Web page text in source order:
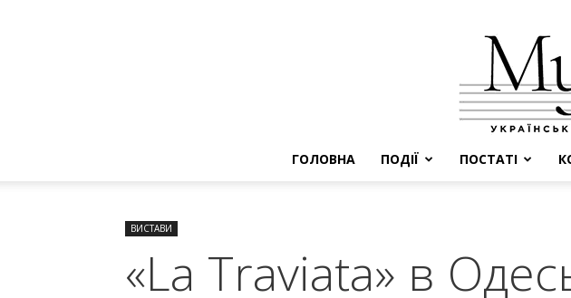
ГОЛОВНА ПОДІЇ ПОСТАТІ
ВИСТАВИ
«La Traviata» в